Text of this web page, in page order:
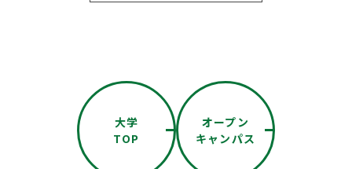
大学
TOP
オープン
キャンパス